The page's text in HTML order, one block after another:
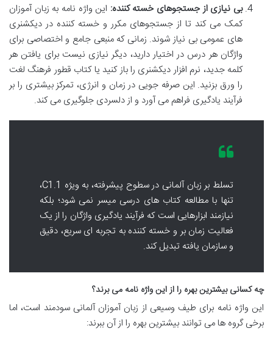
بی نیازی از جستجوهای خسته کننده: این واژه نامه به زبان آموزان
کمک می کند تا از جستجوهای مکرر و خسته کننده در دیکشنری
های عمومی بی نیاز شوند. زمانی که منبعی جامع و اختصاصی برای
واژگان هر درس در اختیار دارید، دیگر نیازی نیست برای یافتن هر
کلمه جدید، نرم افزار دیکشنری را باز کنید یا کتاب قطور فرهنگ لغت
را ورق بزنید. این صرفه جویی در زمان و انرژی، تمرکز بیشتری را بر
فرآیند یادگیری فراهم می آورد و از دلسردی جلوگیری می کند.
تسلط بر زبان آلمانی در سطوح پیشرفته، به ویژه C1.1،
تنها با مطالعه کتاب های درسی میسر نمی شود؛ بلکه
نیازمند ابزارهایی است که فرآیند یادگیری واژگان را از یک
فعالیت زمان بر و خسته کننده به تجربه ای سریع، دقیق
و سازمان یافته تبدیل کند.
چه کسانی بیشترین بهره را از این واژه نامه می برند؟
این واژه نامه برای طیف وسیعی از زبان آموزان آلمانی سودمند است، اما
برخی گروه ها می توانند بیشترین بهره را از آن ببرند: